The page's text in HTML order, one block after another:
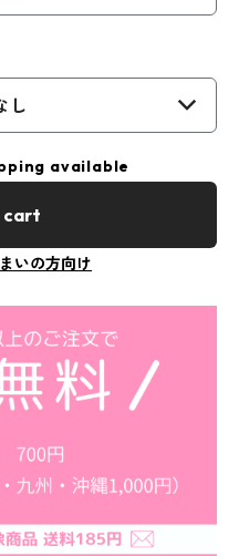
し
available
cart
いの方向け